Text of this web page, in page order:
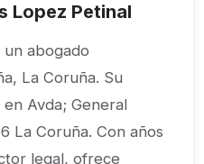
Lopez Petinal
abogado
La Coruña. Su
Avda; General
La Coruña. Con años
legal, ofrece